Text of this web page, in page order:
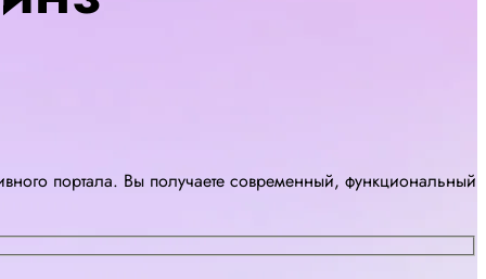
портала. Вы получаете современный, функциональный